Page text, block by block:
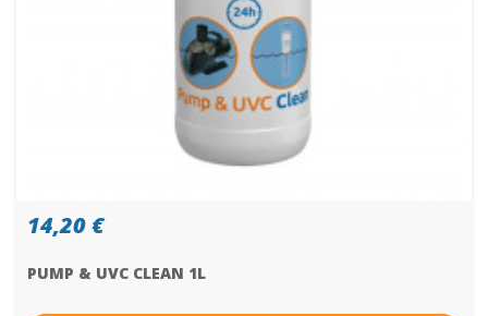
14,20 €
PUMP & UVC CLEAN 1L